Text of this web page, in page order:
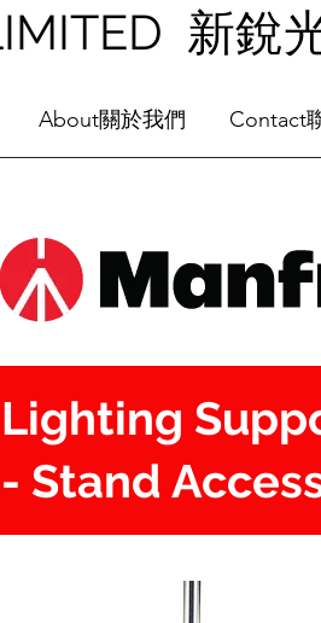
新銳
About關於我們 Contact
Lighting
- Stand